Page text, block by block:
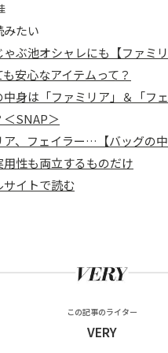
みたい
ゃぶ池オシャレにも【ファミ
安心なアイテムって？
中身は「ファミリア」＆「フ
＜SNAP＞
ア、フェイラー…【バッグの
用性も両立するものだけ
サイトで読む
この記事のライター
VERY